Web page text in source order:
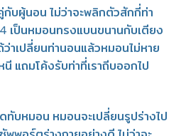
บผู้นอน ไม่ว่าจะพลิกตัวสักกี่ท่า
เป็นหมอนทรงแบนขนานกับเตียง
าเปลี่ยนท่านอนแล้วหมอนไม่หาย
นี แถมโค้งรับท่าที่เราถีบออกไป
บหมอน หมอนจะเปลี่ยนรูปร่างไป